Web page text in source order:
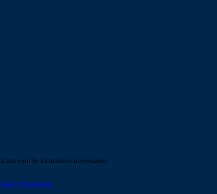
con le istruzioni necessarie.
Login Spaggiari